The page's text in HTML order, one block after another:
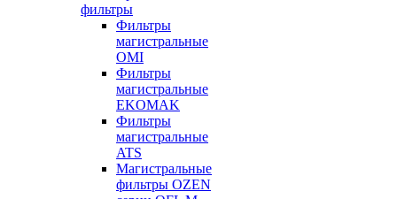
фильтры
Фильтры
магистральные
OMI
Фильтры
магистральные
EKOMAK
Фильтры
магистральные
ATS
Магистральные
фильтры OZEN